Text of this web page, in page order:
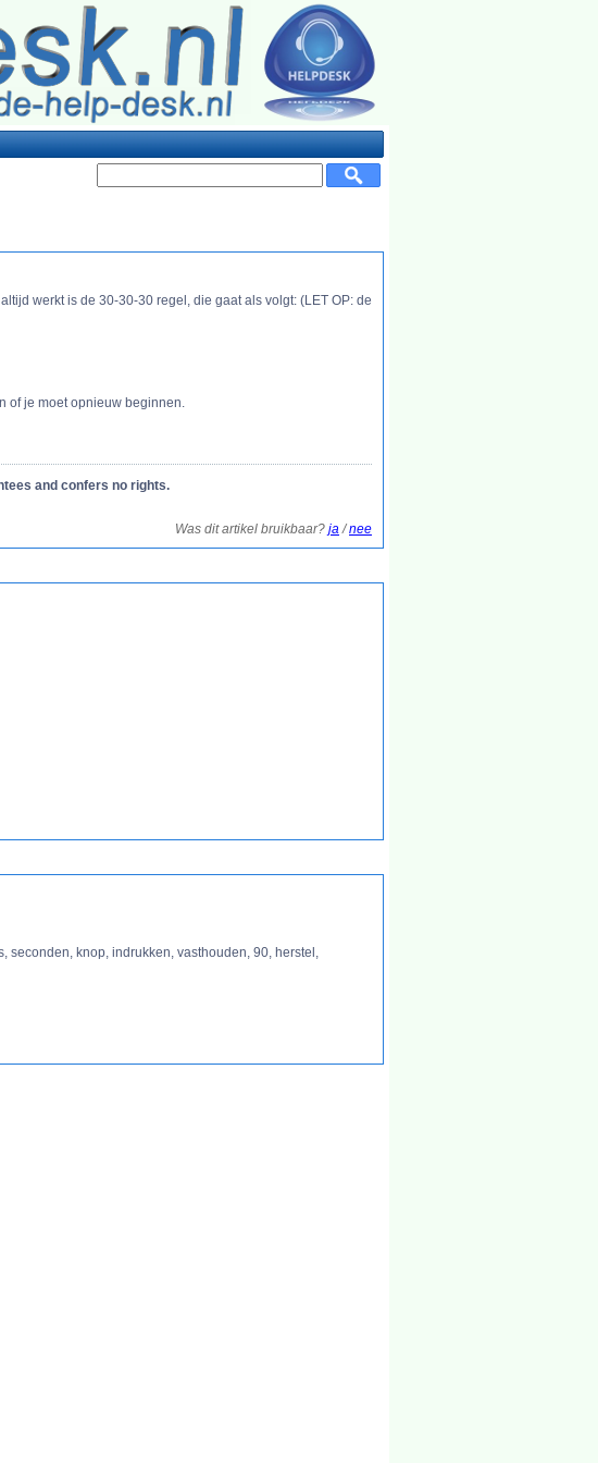
werkt is de 30-30-30 regel, die gaat als volgt: (LET OP: de
of je moet opnieuw beginnen.
and confers no rights.
Was dit artikel bruikbaar? ja/nee
seconden, knop, indrukken, vasthouden, 90, herstel,